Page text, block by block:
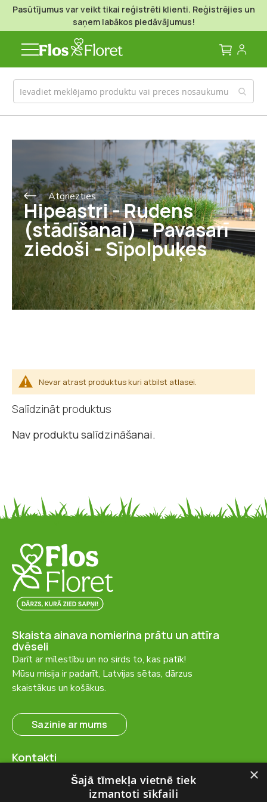
Pasūtījumus var veikt tikai reģistrēti klienti. Reģistrējies un
saņem labākos piedāvājumus!
Mans
Atgriezties
Hipeastri - Rudens
(stādīšanai) - Pavasarī
ziedoši - Sīpolpuķes
Nevar atrast produktus kuri atbilst atlasei.
Salīdzināt produktus
Nav produktu salīdzināšanai.
Skaista ainava nomierina prātu un attīra
dvēseli
Darīt ar mīlestību un no sirds to, kas patīk!
Mūsu misija ir padarīt, Latvijas sētas, dārzus
skaistākus un košākus.
Sazinie ar mums
Kontakti
Ventspils nov., Ugāles pag.,
Ugāle, “Salas” – 23, LV-3615
×
Šajā tīmekļa vietnē tiek
izmantoti sīkfaili